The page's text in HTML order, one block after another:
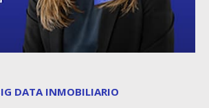
DATA INMOBILIARIO